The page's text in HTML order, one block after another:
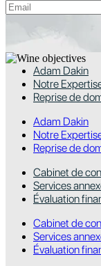
Adam Dakin
Notre
Reprise de
Adam Dakin
Notre
Reprise de
Cabinet de
Services
Évaluation
Cabinet de
Services
Évaluation